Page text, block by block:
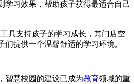
学习效果，帮助孩子获得最适合自己
具支持孩子的学习成长，其门店空
们提供一个温馨舒适的学习环境。
智慧校园的建设已成为教育领域的重